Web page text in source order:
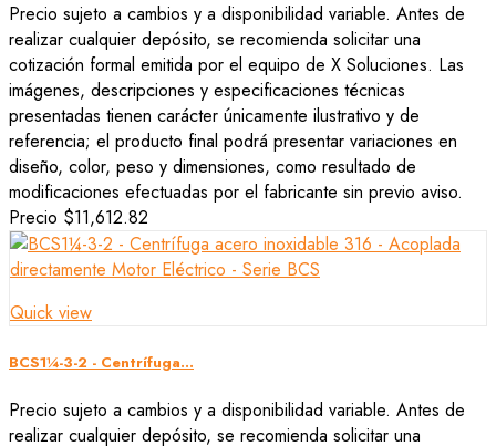
Precio sujeto a cambios y a disponibilidad variable. Antes de
realizar cualquier depósito, se recomienda solicitar una
cotización formal emitida por el equipo de X Soluciones. Las
imágenes, descripciones y especificaciones técnicas
presentadas tienen carácter únicamente ilustrativo y de
referencia; el producto final podrá presentar variaciones en
diseño, color, peso y dimensiones, como resultado de
modificaciones efectuadas por el fabricante sin previo aviso.
Precio $11,612.82
Quick view
BCS1¼-3-2 - Centrífuga...
Precio sujeto a cambios y a disponibilidad variable. Antes de
realizar cualquier depósito, se recomienda solicitar una